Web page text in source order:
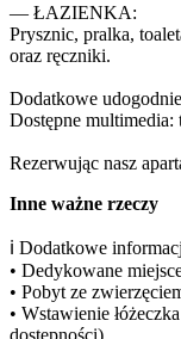
— ŁAZIENKA:
Prysznic, pralka,
oraz ręczniki.
Dodatkowe
Dostępne
Rezerwując nasz
Inne ważne rzeczy
ℹ️ Dodatkowe
• Dedykowane
• Pobyt ze
• Wstawienie
dostępności)